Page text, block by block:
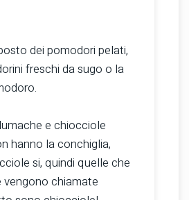
dei pomodori pelati,
freschi da sugo o la
e chiocciole
hanno la conchiglia,
si, quindi quelle che
chiamate